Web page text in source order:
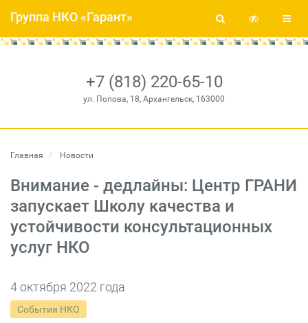
+7 (818) 220-65-10
ул. Попова, 18, Архангельск, 163000
Группа НКО «Гарант»
Главная Новости
Внимание - дедлайны: Центр ГРАНИ
запускает Школу качества и
устойчивости консультационных
услуг НКО
4 октября 2022 года
События НКО